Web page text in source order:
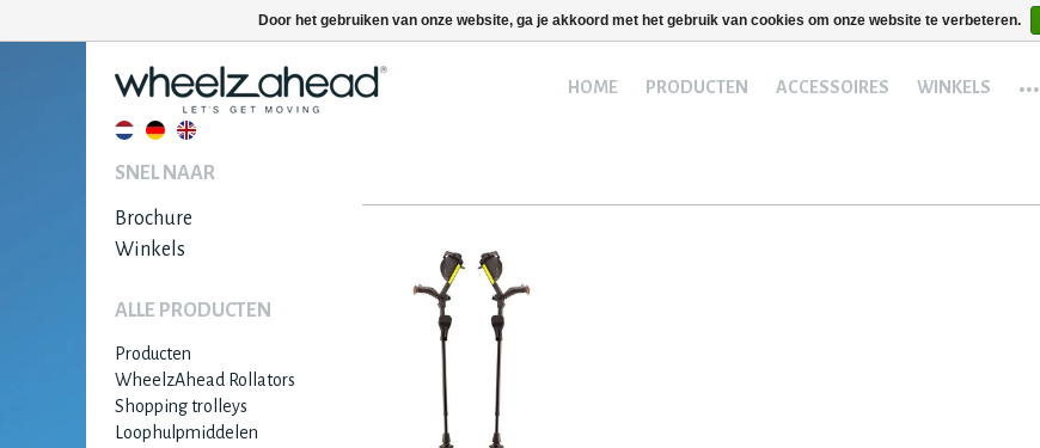
HOME PRODUCTEN ACCESSOIRES WINKELS ...
SNEL NAAR
Brochure
Winkels
ALLE PRODUCTEN
Producten
WheelzAhead Rollators
Shopping trolleys
Loophulpmiddelen
Door het gebruiken van onze website, ga je akkoord met het gebruik van cookies om onze website te verbeteren.